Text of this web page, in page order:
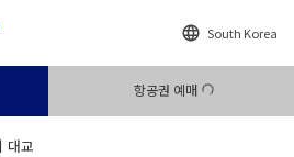
South Korea
항공권 예매
대교